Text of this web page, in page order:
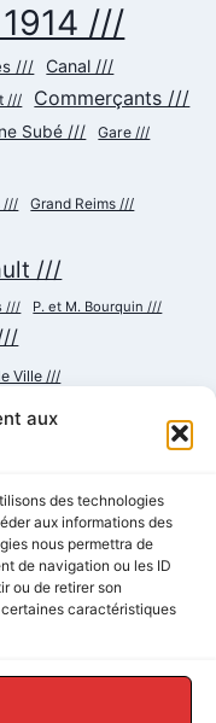
aux
des technologies
aux informations des
nous permettra de
de navigation ou les ID
ou de retirer son
caractéristiques
///
/// Canal ///
/// Commerçants ///
Subé /// Gare ///
/// Grand Reims ///
///
/// P. et M. Bourquin ///
Ville ///
///
Rue Colbert ///
Rue de Talleyrand ///
/// Tramway ///